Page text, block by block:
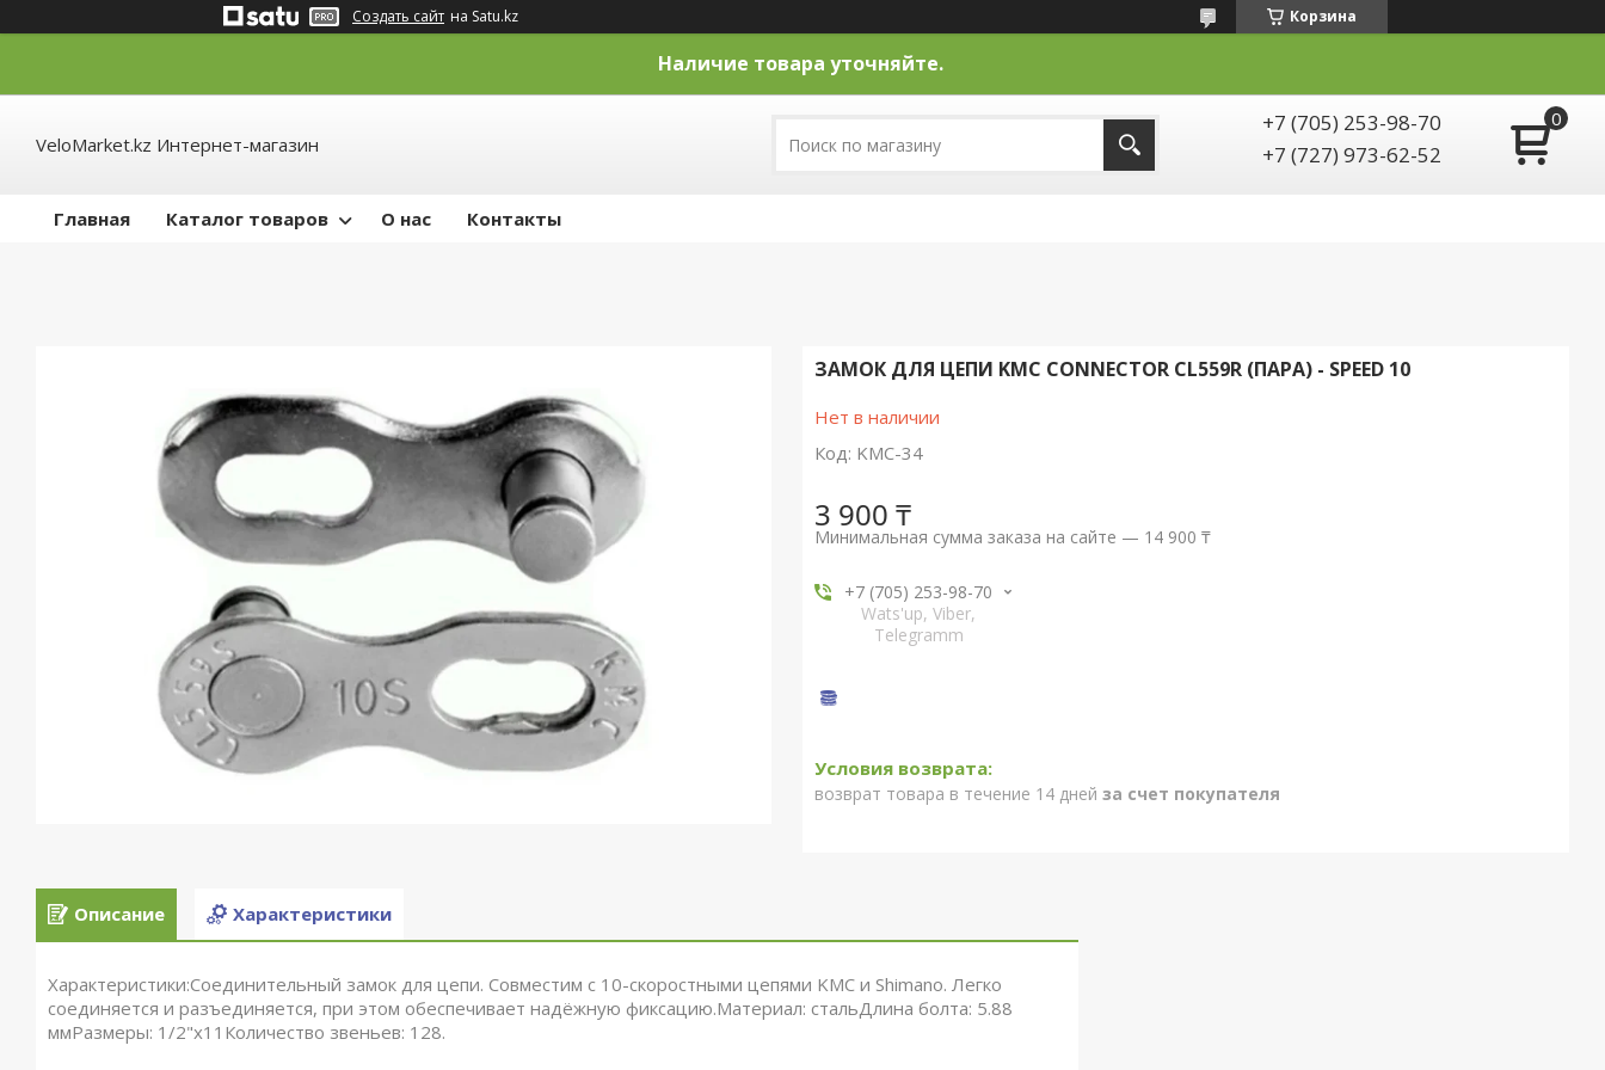
Создать сайт на Satu.kz Корзина
Наличие товара уточняйте.
VeloMarket.kz Интернет-магазин
+7 (705) 253-98-70
+7 (727) 973-62-52
Главная Каталог товаров О нас Контакты
ЗАМОК ДЛЯ ЦЕПИ KMC CONNECTOR CL559R (ПАРА) - SPEED 10
Нет в наличии
Код: KMC-34
3 900 ₸
Минимальная сумма заказа на сайте — 14 900 ₸
+7 (705) 253-98-70
Wats'up, Viber,
Telegramm
возврат товара в течение 14 дней за счет покупателя
Описание Характеристики
Характеристики:Соединительный замок для цепи. Совместим с 10-скоростными цепями KMC и Shimano. Легко
соединяется и разъединяется, при этом обеспечивает надёжную фиксацию.Материал: стальДлина болта: 5.88
ммРазмеры: 1/2"x11Количество звеньев: 128.